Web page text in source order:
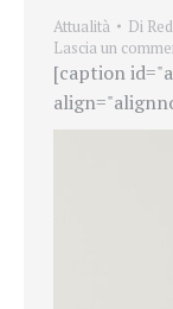
Attualità Di
Lascia un
[caption